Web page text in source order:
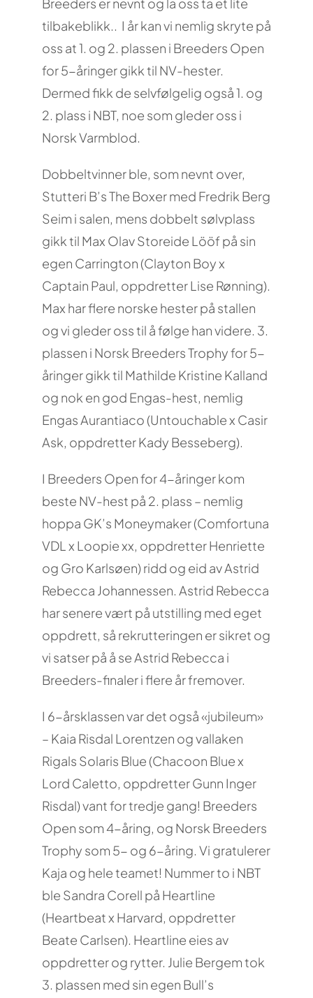
Breeders er nevnt og la oss ta et lite
tilbakeblikk.. I år kan vi nemlig skryte på
oss at 1. og 2. plassen i Breeders Open
for 5-åringer gikk til NV-hester.
Dermed fikk de selvfølgelig også 1. og
2. plass i NBT, noe som gleder oss i
Norsk Varmblod.
Dobbeltvinner ble, som nevnt over,
Stutteri B’s The Boxer med Fredrik Berg
Seim i salen, mens dobbelt sølvplass
gikk til Max Olav Storeide Lööf på sin
egen Carrington (Clayton Boy x
Captain Paul, oppdretter Lise Rønning).
Max har flere norske hester på stallen
og vi gleder oss til å følge han videre. 3.
plassen i Norsk Breeders Trophy for 5-
åringer gikk til Mathilde Kristine Kalland
og nok en god Engas-hest, nemlig
Engas Aurantiaco (Untouchable x Casir
Ask, oppdretter Kady Besseberg).
I Breeders Open for 4-åringer kom
beste NV-hest på 2. plass – nemlig
hoppa GK’s Moneymaker (Comfortuna
VDL x Loopie xx, oppdretter Henriette
og Gro Karlsøen) ridd og eid av Astrid
Rebecca Johannessen. Astrid Rebecca
har senere vært på utstilling med eget
oppdrett, så rekrutteringen er sikret og
vi satser på å se Astrid Rebecca i
Breeders-finaler i flere år fremover.
I 6-årsklassen var det også «jubileum»
– Kaia Risdal Lorentzen og vallaken
Rigals Solaris Blue (Chacoon Blue x
Lord Caletto, oppdretter Gunn Inger
Risdal) vant for tredje gang! Breeders
Open som 4-åring, og Norsk Breeders
Trophy som 5- og 6-åring. Vi gratulerer
Kaja og hele teamet! Nummer to i NBT
ble Sandra Corell på Heartline
(Heartbeat x Harvard, oppdretter
Beate Carlsen). Heartline eies av
oppdretter og rytter. Julie Bergem tok
3. plassen med sin egen Bull’s